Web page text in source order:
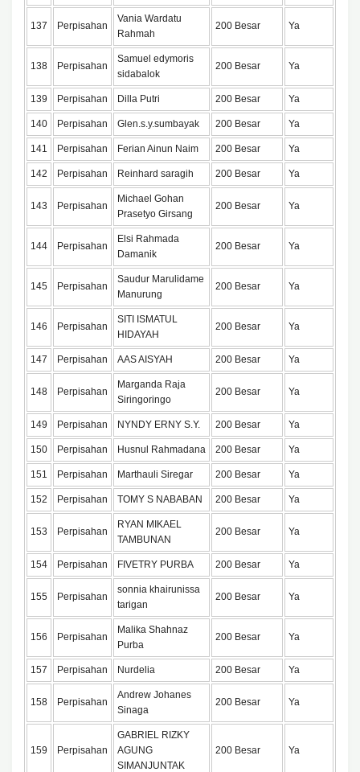
137 Perpisahan
Vania Wardatu
Rahmah
200 Besar Ya
138 Perpisahan
Samuel edymoris
sidabalok
200 Besar Ya
139 Perpisahan Dilla Putri 200 Besar Ya
140 Perpisahan Glen.s.y.sumbayak 200 Besar Ya
141 Perpisahan Ferian Ainun Naim 200 Besar Ya
142 Perpisahan Reinhard saragih 200 Besar Ya
143 Perpisahan
Michael Gohan
Prasetyo Girsang
200 Besar Ya
144 Perpisahan
Elsi Rahmada
Damanik
200 Besar Ya
145 Perpisahan
Saudur Marulidame
Manurung
200 Besar Ya
146 Perpisahan
SITI ISMATUL
HIDAYAH
200 Besar Ya
147 Perpisahan AAS AISYAH 200 Besar Ya
148 Perpisahan
Marganda Raja
Siringoringo
200 Besar Ya
149 Perpisahan NYNDY ERNY S.Y. 200 Besar Ya
150 Perpisahan Husnul Rahmadana 200 Besar Ya
151 Perpisahan Marthauli Siregar 200 Besar Ya
152 Perpisahan TOMY S NABABAN 200 Besar Ya
153 Perpisahan
RYAN MIKAEL
TAMBUNAN
200 Besar Ya
154 Perpisahan FIVETRY PURBA 200 Besar Ya
155 Perpisahan
sonnia khairunissa
tarigan
200 Besar Ya
156 Perpisahan
Malika Shahnaz
Purba
200 Besar Ya
157 Perpisahan Nurdelia 200 Besar Ya
158 Perpisahan
Andrew Johanes
Sinaga
200 Besar Ya
159 Perpisahan
GABRIEL RIZKY
AGUNG
SIMANJUNTAK
200 Besar Ya